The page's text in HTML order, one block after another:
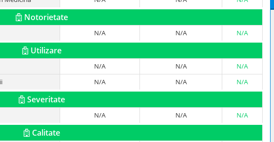
Notorietate
N/A N/A N/A
Utilizare
N/A N/A
N/A
N/A N/A N/A
Severitate
N/A N/A N/A
Calitate